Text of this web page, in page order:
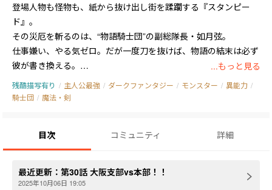
登場人物も怪物も、紙から抜け出し街を蹂躙する――『スタンピー
ド』。
その災厄を斬るのは、“物語騎士団”の副総隊長・如月弦。
仕事嫌い、やる気ゼロ。だが一度刀を抜けば、物語の結末は必ず
彼が書き換える。
「――どうせ書かなくなるなら、最初から書かなければいいのに」
...もっと見る
残酷描写有り / 主人公最強 / ダークファンタジー / モンスター / 異能力 /
騎士団 / 魔法・剣
目次 コミュニティ 詳細
最近更新： 第30話 大阪支部vs本部！！
2025年10月06日 19:05